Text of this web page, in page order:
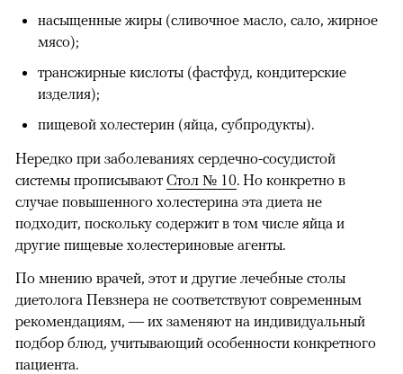
насыщенные жиры (сливочное масло, сало, жирное
мясо);
трансжирные кислоты (фастфуд, кондитерские
изделия);
пищевой холестерин (яйца, субпродукты).
Нередко при заболеваниях сердечно-сосудистой
системы прописывают Стол № 10. Но конкретно в
случае повышенного холестерина эта диета не
подходит, поскольку содержит в том числе яйца и
другие пищевые холестериновые агенты.
По мнению врачей, этот и другие лечебные столы
диетолога Певзнера не соответствуют современным
рекомендациям, — их заменяют на индивидуальный
подбор блюд, учитывающий особенности конкретного
пациента.